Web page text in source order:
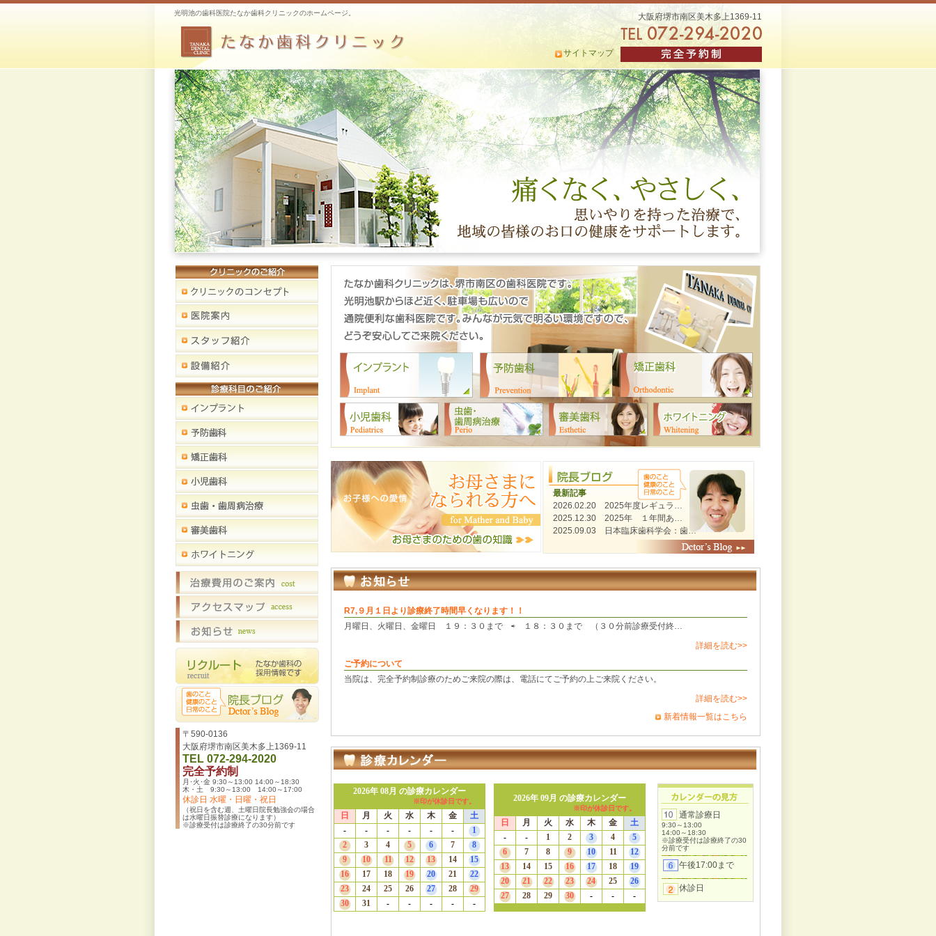
光明池の歯科医院たなか歯科クリニックのホームページ。 大阪府堺市南区美木多上1369-11
サイトマップ
最新記事
2026.02.20
2025年度レギュラ…
2025.12.30
2025年 １年間あ…
2025.09.03
日本臨床歯科学会：歯…
R7,９月１日より診療終了時間早くなります！！
月曜日、火曜日、金曜日 １９：３０まで ⇨ １８：３０まで （３０分前診療受付終…
詳細を読む>>
ご予約について
当院は、完全予約制診療のためご来院の際は、電話にてご予約の上ご来院ください。
詳細を読む>>
新着情報一覧はこちら
通常診療日
9:30～13:00
14:00～18:30
※診療受付は診療終了の30
分前です
午後17:00まで
休診日
〒590-0136
大阪府堺市南区美木多上1369-11
TEL 072-294-2020
完全予約制
月･火･金 9:30～13:00 14:00～18:30
木・土 9:30～13:00 14:00～17:00
休診日 水曜・日曜・祝日
（祝日を含む週、土曜日院長勉強会の場合
は水曜日振替診療になります）
※診療受付は診療終了の30分前です